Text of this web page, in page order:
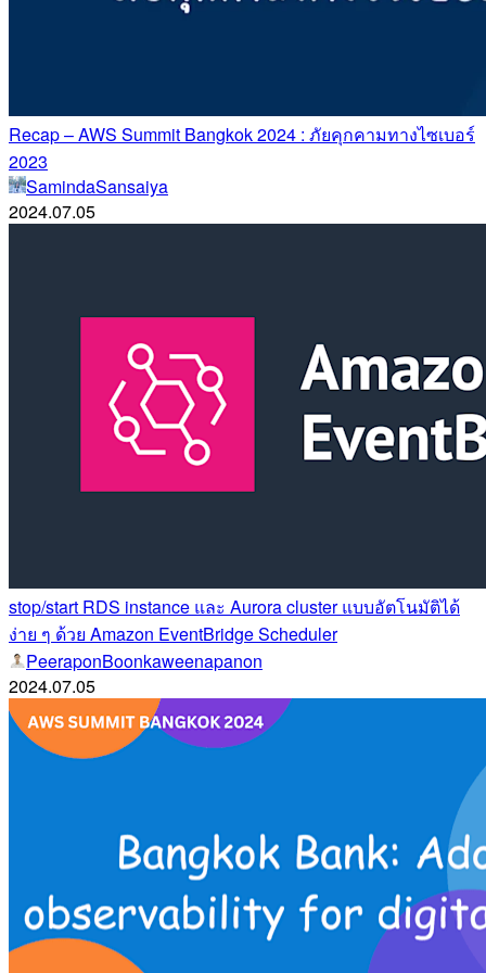
Recap – AWS Summit Bangkok 2024 : ภัยคุกคามทางไซเบอร์
2023
SamindaSansaiya
2024.07.05
stop/start RDS instance และ Aurora cluster แบบอัตโนมัติได้
ง่าย ๆ ด้วย Amazon EventBridge Scheduler
PeeraponBoonkaweenapanon
2024.07.05